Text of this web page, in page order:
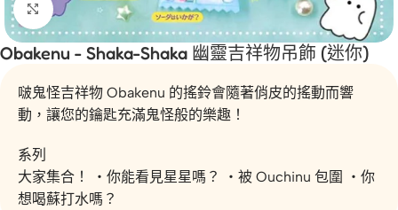
按一下放大
Obakenu - Shaka-Shaka 幽靈吉祥物吊飾 (迷你)
啵鬼怪吉祥物 Obakenu 的搖鈴會隨著俏皮的搖動而響
動，讓您的鑰匙充滿鬼怪般的樂趣！
系列
大家集合！ ・你能看見星星嗎？ ・被 Ouchinu 包圍 ・你
想喝蘇打水嗎？